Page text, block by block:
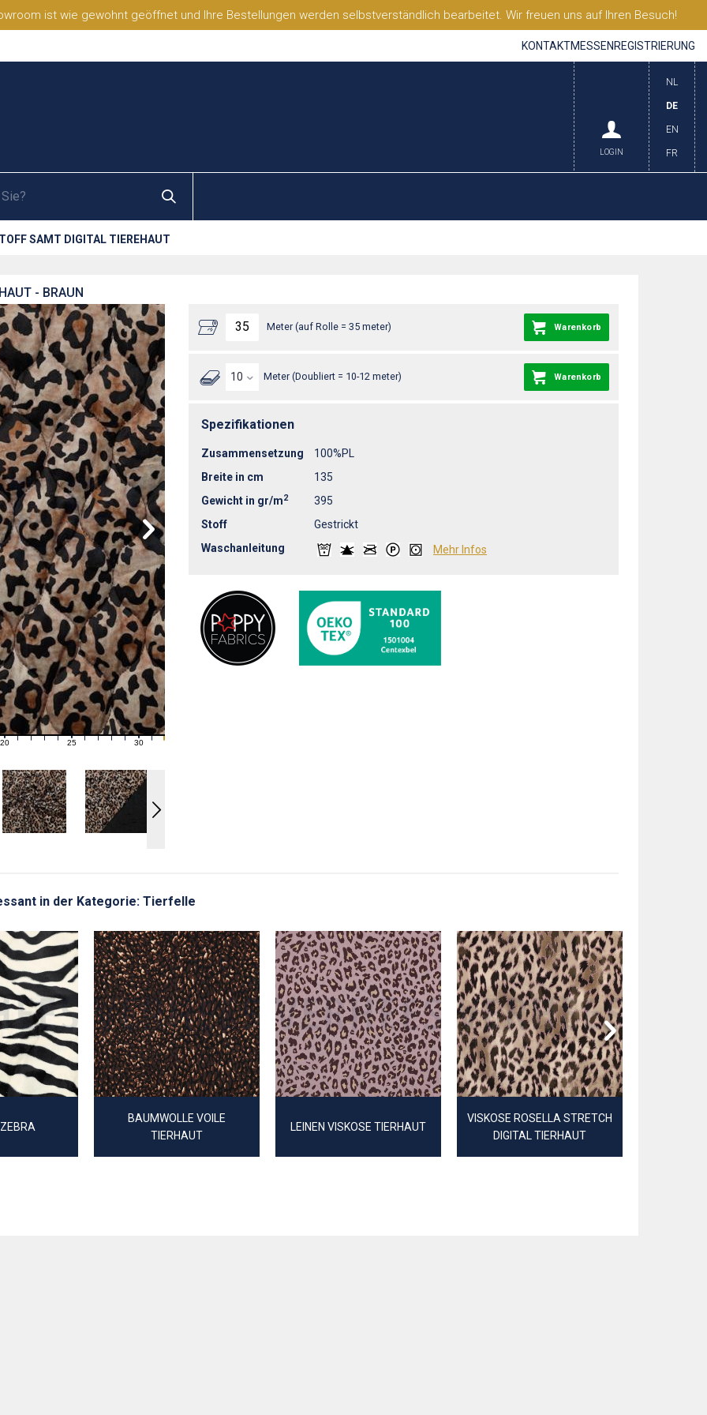
ist wie gewohnt geöffnet und Ihre Bestellungen werden selbstverständlich bearbeitet. Wir freuen uns auf Ihren Besuch!
KONTAKTMESSEN REGISTRIERUNG
NL
DE
EN
FR
LOGIN
SAMT DIGITAL TIEREHAUT
- BRAUN
20 21 22 23 24 25 26 27 28 29 30 31
Meter (auf Rolle = 35 meter) Warenkorb
Meter (Doubliert = 10-12 meter) Warenkorb
Spezifikationen
Zusammensetzung
100%PL
Breite in cm
135
Gewicht in gr/m2
395
Stoff
Gestrickt
Waschanleitung
Mehr Infos
in der Kategorie: Tierfelle
BAUMWOLLE VOILE
TIERHAUT
LEINEN VISKOSE TIERHAUT
VISKOSE ROSELLA STRETCH
DIGITAL TIERHAUT